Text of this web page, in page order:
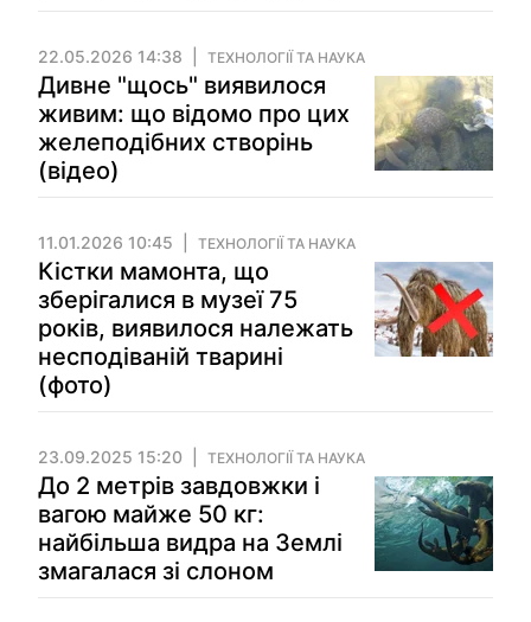
22.05.2026 14:38 ТЕХНОЛОГІЇ ТА НАУКА
Дивне "щось" виявилося
живим: що відомо про цих
желеподібних створінь
(відео)
11.01.2026 10:45 ТЕХНОЛОГІЇ ТА НАУКА
Кістки мамонта, що
зберігалися в музеї 75
років, виявилося належать
несподіваній тварині
(фото)
23.09.2025 15:20 ТЕХНОЛОГІЇ ТА НАУКА
До 2 метрів завдовжки і
вагою майже 50 кг:
найбільша видра на Землі
змагалася зі слоном